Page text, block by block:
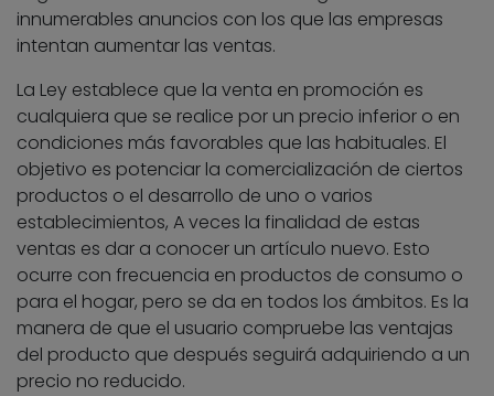
innumerables anuncios con los que las empresas
intentan aumentar las ventas.
La Ley establece que la venta en promoción es
cualquiera que se realice por un precio inferior o en
condiciones más favorables que las habituales. El
objetivo es potenciar la comercialización de ciertos
productos o el desarrollo de uno o varios
establecimientos, A veces la finalidad de estas
ventas es dar a conocer un artículo nuevo. Esto
ocurre con frecuencia en productos de consumo o
para el hogar, pero se da en todos los ámbitos. Es la
manera de que el usuario compruebe las ventajas
del producto que después seguirá adquiriendo a un
precio no reducido.